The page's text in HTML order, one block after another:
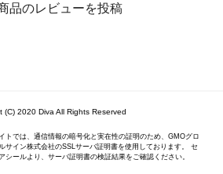
品のレビューを投稿
(C) 2020 Diva All Rights Reserved
トでは、通信情報の暗号化と実在性の証明のため、GMOグロ
サイン株式会社のSSLサーバ証明書を使用しております。 セ
シールより、サーバ証明書の検証結果をご確認ください。